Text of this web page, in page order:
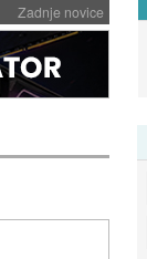
Zadnje novice